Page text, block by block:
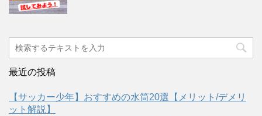
最近の投稿
【サッカー少年】おすすめの水筒20選【メリット/デメリ
ット解説】